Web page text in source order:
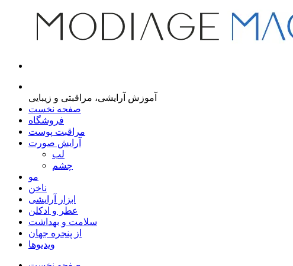
آموزش آرایشی، مراقبتی و زیبایی
صفحه نخست
فروشگاه
مراقبت پوست
آرایش صورت
لب
چشم
مو
ناخن
ابزار آرایشی
عطر و ادکلن
سلامت و بهداشت
از پنجره جهان
ویدیوها